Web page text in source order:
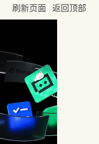
刷新页面 返回顶部